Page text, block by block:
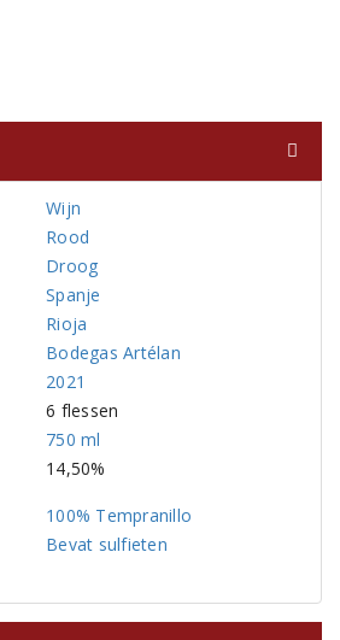
Wijn
Rood
Droog
Spanje
Rioja
Bodegas Artélan
2021
6 flessen
750 ml
14,50%
100% Tempranillo
Bevat sulfieten